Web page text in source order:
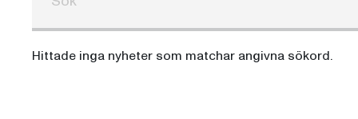
Hittade inga nyheter som matchar angivna sökord.